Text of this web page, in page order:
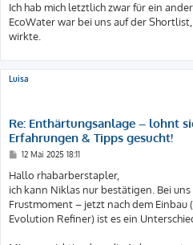
Ich hab mich letztlich zwar für ein
EcoWater war bei uns auf der
wirkte.
Luisa
Re: Enthärtungsanlage – lohnt
Erfahrungen & Tipps gesucht!
B
i
t
r
a
g
12 Mai 2025 18:11
Hallo rhabarberstapler,
ich kann Niklas nur bestätigen. Bei
Frustmoment – jetzt nach dem Einbau
Evolution Refiner) ist es ein